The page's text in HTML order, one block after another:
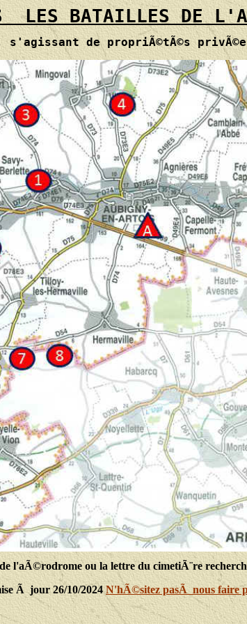
LES BATAILLES DE
de propriÃ©tÃ©s
l'aÃ©rodrome ou la lettre du cimetiÃ¨re
Ã jour 26/10/2024N'hÃ©sitez pasÃ nous faire